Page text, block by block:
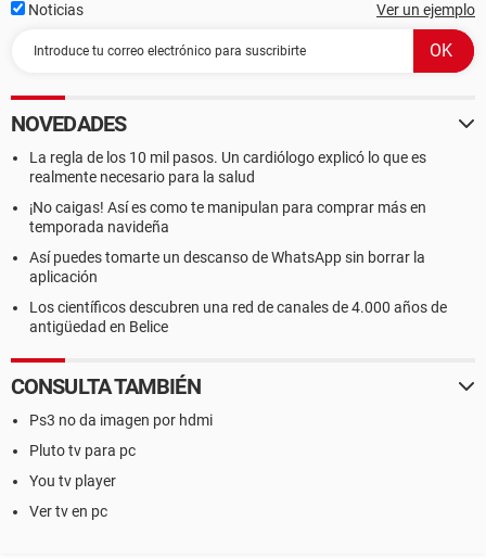
Noticias Ver un ejemplo
NOVEDADES
La regla de los 10 mil pasos. Un cardiólogo explicó lo que es
realmente necesario para la salud
¡No caigas! Así es como te manipulan para comprar más en
temporada navideña
Así puedes tomarte un descanso de WhatsApp sin borrar la
aplicación
Los científicos descubren una red de canales de 4.000 años de
antigüedad en Belice
CONSULTA TAMBIÉN
Ps3 no da imagen por hdmi
Pluto tv para pc
You tv player
Ver tv en pc